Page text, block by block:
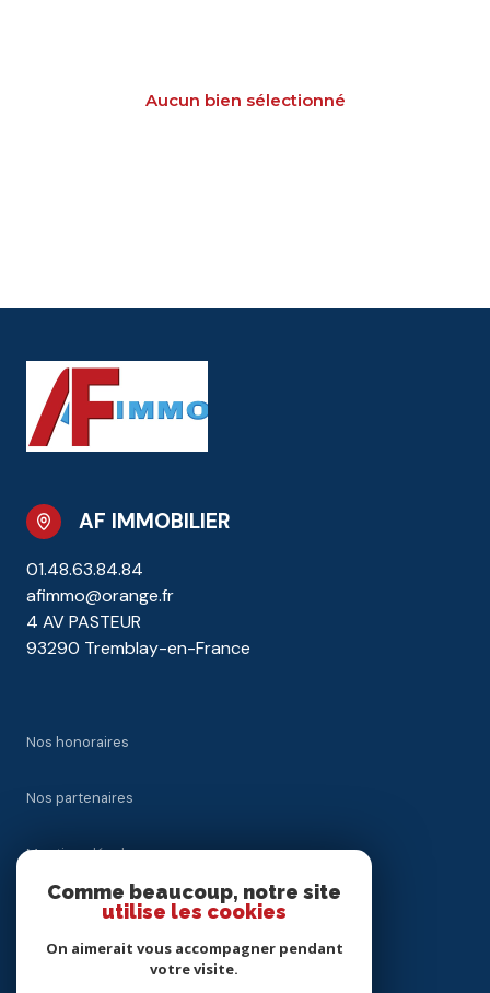
Aucun bien sélectionné
AF IMMOBILIER
01.48.63.84.84
afimmo@orange.fr
4 AV PASTEUR
93290 Tremblay-en-France
Nos honoraires
Nos partenaires
Mentions légales
Comme beaucoup, notre site
utilise les cookies
On aimerait vous accompagner pendant
votre visite.